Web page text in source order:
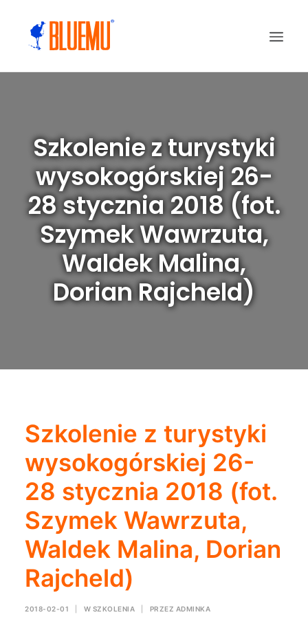
Szkolenie z turystyki
wysokogórskiej 26-
28 stycznia 2018 (fot.
Szymek Wawrzuta,
Waldek Malina,
Dorian Rajcheld)
Szkolenie z turystyki
wysokogórskiej 26-
28 stycznia 2018 (fot.
Szymek Wawrzuta,
Waldek Malina, Dorian
Rajcheld)
2018-02-01 W SZKOLENIA PRZEZ ADMINKA